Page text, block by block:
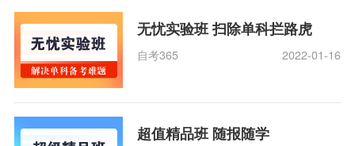
无忧实验班 扫除单科拦路虎
自考365 2022-01-16
超值精品班 随报随学